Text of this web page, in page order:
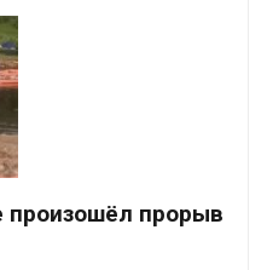
произошёл прорыв